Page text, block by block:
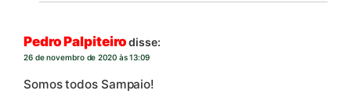
Pedro Palpiteirodisse:
26 de novembro de 2020 às 13:09
Somos todos Sampaio!